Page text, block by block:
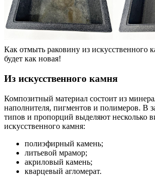
Как отмыть раковину из искусственного
будет как новая!
Из искусственного камня
Композитный материал состоит из
наполнителя, пигментов и полимеров. В
типов и пропорций выделяют несколько
искусственного камня:
полиэфирный камень;
литьевой мрамор;
акриловый камень;
кварцевый агломерат.